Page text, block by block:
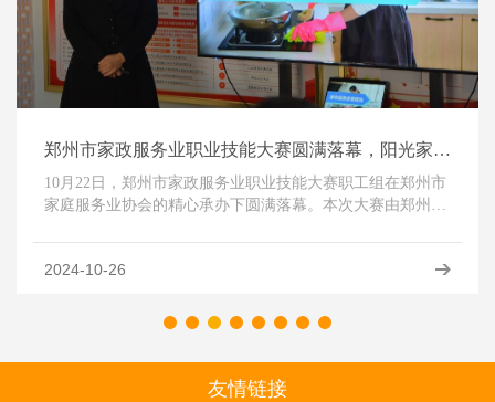
郑州市家政服务业职业技能大赛圆满落幕，阳光家政选手取得优异成绩
10月22日，郑州市家政服务业职业技能大赛职工组在郑州市
家庭服务业协会的精心承办下圆满落幕。本次大赛由郑州市
2024-10-26
友情链接